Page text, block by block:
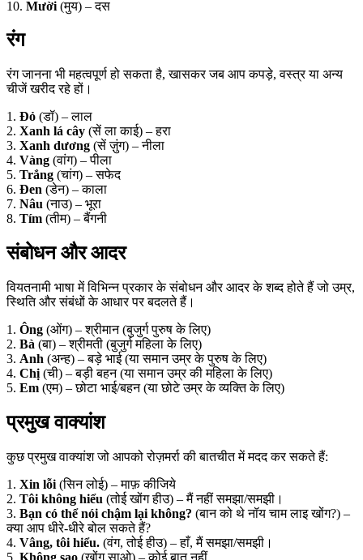
10. Mười (मुय) – दस
रंग
रंग जानना भी महत्वपूर्ण हो सकता है, खासकर जब आप कपड़े, वस्त्र या अन्य
चीजें खरीद रहे हों।
1. Đỏ (डॉ) – लाल
2. Xanh lá cây (सें ला काई) – हरा
3. Xanh dương (सें ज़ुंग) – नीला
4. Vàng (वांग) – पीला
5. Trắng (चांग) – सफेद
6. Đen (डेन) – काला
7. Nâu (नाउ) – भूरा
8. Tím (तीम) – बैंगनी
संबोधन और आदर
वियतनामी भाषा में विभिन्न प्रकार के संबोधन और आदर के शब्द होते हैं जो उम्र,
स्थिति और संबंधों के आधार पर बदलते हैं।
1. Ông (ओंग) – श्रीमान (बुजुर्ग पुरुष के लिए)
2. Bà (बा) – श्रीमती (बुजुर्ग महिला के लिए)
3. Anh (अन्ह) – बड़े भाई (या समान उम्र के पुरुष के लिए)
4. Chị (ची) – बड़ी बहन (या समान उम्र की महिला के लिए)
5. Em (एम) – छोटा भाई/बहन (या छोटे उम्र के व्यक्ति के लिए)
प्रमुख वाक्यांश
कुछ प्रमुख वाक्यांश जो आपको रोज़मर्रा की बातचीत में मदद कर सकते हैं:
1. Xin lỗi (सिन लोई) – माफ़ कीजिये
2. Tôi không hiểu (तोई खोंग हीउ) – मैं नहीं समझा/समझी।
3. Bạn có thể nói chậm lại không? (बान को थे नॉय चाम लाइ खोंग?) –
क्या आप धीरे-धीरे बोल सकते हैं?
4. Vâng, tôi hiểu. (वंग, तोई हीउ) – हाँ, मैं समझा/समझी।
5. Không sao (खोंग साओ) – कोई बात नहीं